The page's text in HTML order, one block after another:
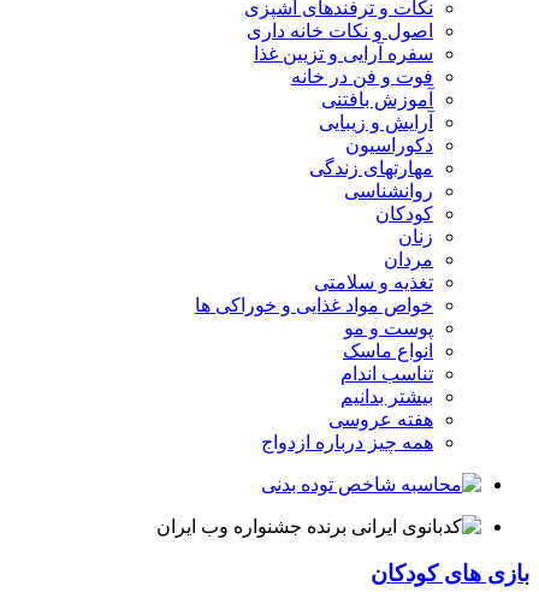
نکات و ترفندهای آشپزی
اصول و نکات خانه داری
سفره آرایی و تزیین غذا
فوت و فن در خانه
آموزش بافتنی
آرایش و زیبایی
دکوراسیون
مهارتهای زندگی
روانشناسی
کودکان
زنان
مردان
تغذیه و سلامتی
خواص مواد غذایی و خوراکی ها
پوست و مو
انواع ماسک
تناسب اندام
بیشتر بدانیم
هفته عروسی
همه چیز درباره ازدواج
بازی های کودکان